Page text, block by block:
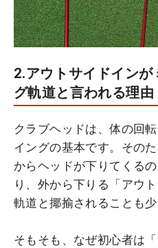
2.アウトサイドイン
グ軌道と言われる理由
クラブヘッドは、体の回
イングの基本です。その
からヘッドが下りてくる
り、外から下りる「アウ
軌道と揶揄されることも少
そもそも、なぜ初心者は